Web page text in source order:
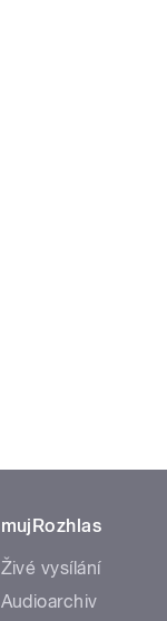
mujRozhlas
Živé vysílání
Audioarchiv